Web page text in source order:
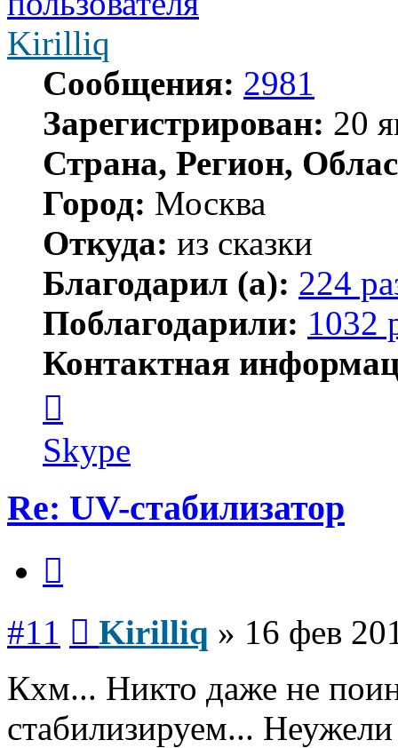
Kirilliq
Сообщения: 2981
Зарегистрирован: 20
Страна, Регион,
Город: Москва
Откуда: из сказки
Благодарил (а): 224
Поблагодарили: 1032
Контактная
пользователя
Kirilliq
Skype
Re: UV-стабилизатор
#11 Kirilliq » 16 фев
Кхм... Никто даже не
стабилизируем...